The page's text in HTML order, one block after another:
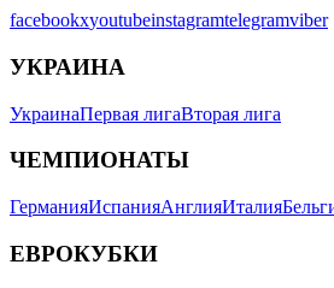
facebookxyoutubeinstagramtelegramviber
УКРАИНА
УкраинаПервая лигаВторая лига
ЧЕМПИОНАТЫ
ГерманияИспанияАнглияИталия
ЕВРОКУБКИ